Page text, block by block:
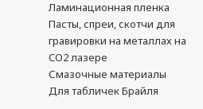
Ламинационная пленка
Пасты, спреи, скотчи для
гравировки на металлах на
CO2 лазере
Смазочные материалы
Для табличек Брайля